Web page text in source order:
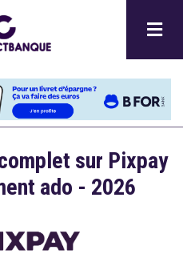
sur Pixpay
ado - 2026